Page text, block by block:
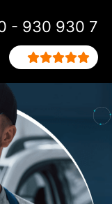
- 930 930 7